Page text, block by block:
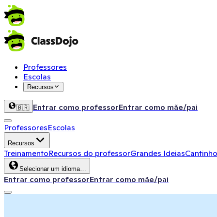
Professores
Escolas
Recursos
🇧🇷 Entrar como professorEntrar como mãe/pai
ProfessoresEscolas
Recursos
TreinamentoRecursos do professorGrandes Ideias
Selecionar um idioma…
Entrar como professorEntrar como mãe/pai